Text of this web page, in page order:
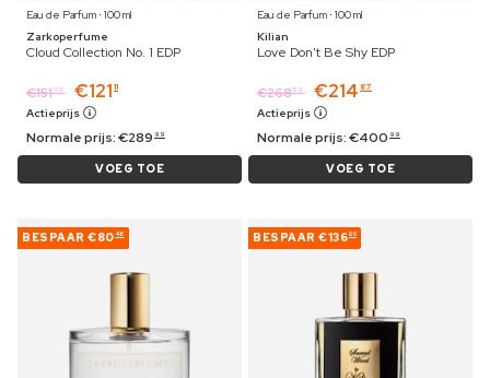
Eau de Parfum ⋅ 100 ml
Zarkoperfume
Cloud Collection No. 1 EDP
€15139 €121 11
Actieprijs
Normale prijs:€289 99
VOEG TOE
Eau de Parfum ⋅ 100 ml
Kilian
Love Don't Be Shy EDP
€26859 €214 87
Actieprijs
Normale prijs:€400 99
VOEG TOE
BESPAAR €80 48 BESPAAR €13600